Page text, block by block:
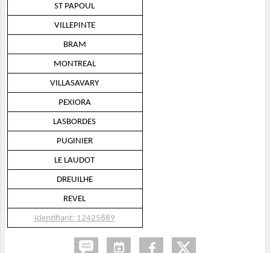
ST PAPOUL
VILLEPINTE
BRAM
MONTREAL
VILLASAVARY
PEXIORA
LASBORDES
PUGINIER
LE LAUDOT
DREUILHE
REVEL
Identifiant: 12425889